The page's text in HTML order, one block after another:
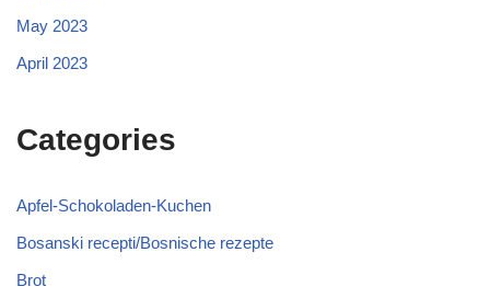
May 2023
April 2023
Categories
Apfel-Schokoladen-Kuchen
Bosanski recepti/Bosnische rezepte
Brot